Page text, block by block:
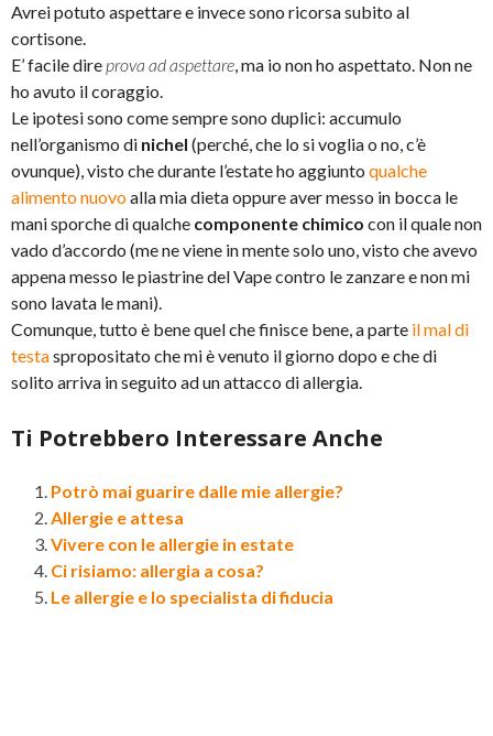
Avrei potuto aspettare e invece sono ricorsa subito al
cortisone.
E’ facile dire prova ad aspettare, ma io non ho aspettato. Non ne
ho avuto il coraggio.
Le ipotesi sono come sempre sono duplici: accumulo
nell’organismo di nichel (perché, che lo si voglia o no, c’è
ovunque), visto che durante l’estate ho aggiunto qualche
alimento nuovoalla mia dieta oppure aver messo in bocca le
mani sporche di qualche componente chimico con il quale non
vado d’accordo (me ne viene in mente solo uno, visto che avevo
appena messo le piastrine del Vape contro le zanzare e non mi
sono lavata le mani).
Comunque, tutto è bene quel che finisce bene, a parte il mal di
testaspropositato che mi è venuto il giorno dopo e che di
solito arriva in seguito ad un attacco di allergia.
Ti Potrebbero Interessare Anche
Potrò mai guarire dalle mie allergie?
Allergie e attesa
Vivere con le allergie in estate
Ci risiamo: allergia a cosa?
Le allergie e lo specialista di fiducia